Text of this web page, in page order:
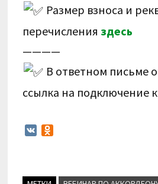
Размер взноса и
перечисленияздесь
————
В ответном письме
ссылка на подключение
k